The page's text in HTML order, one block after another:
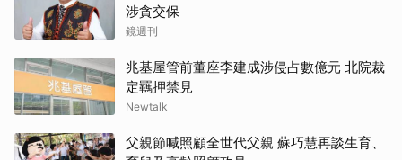
涉貪交保
鏡週刊
兆基屋管前董座李建成涉侵占數億元 北院裁
定羈押禁見
Newtalk
父親節喊照顧全世代父親 蘇巧慧再談生育、